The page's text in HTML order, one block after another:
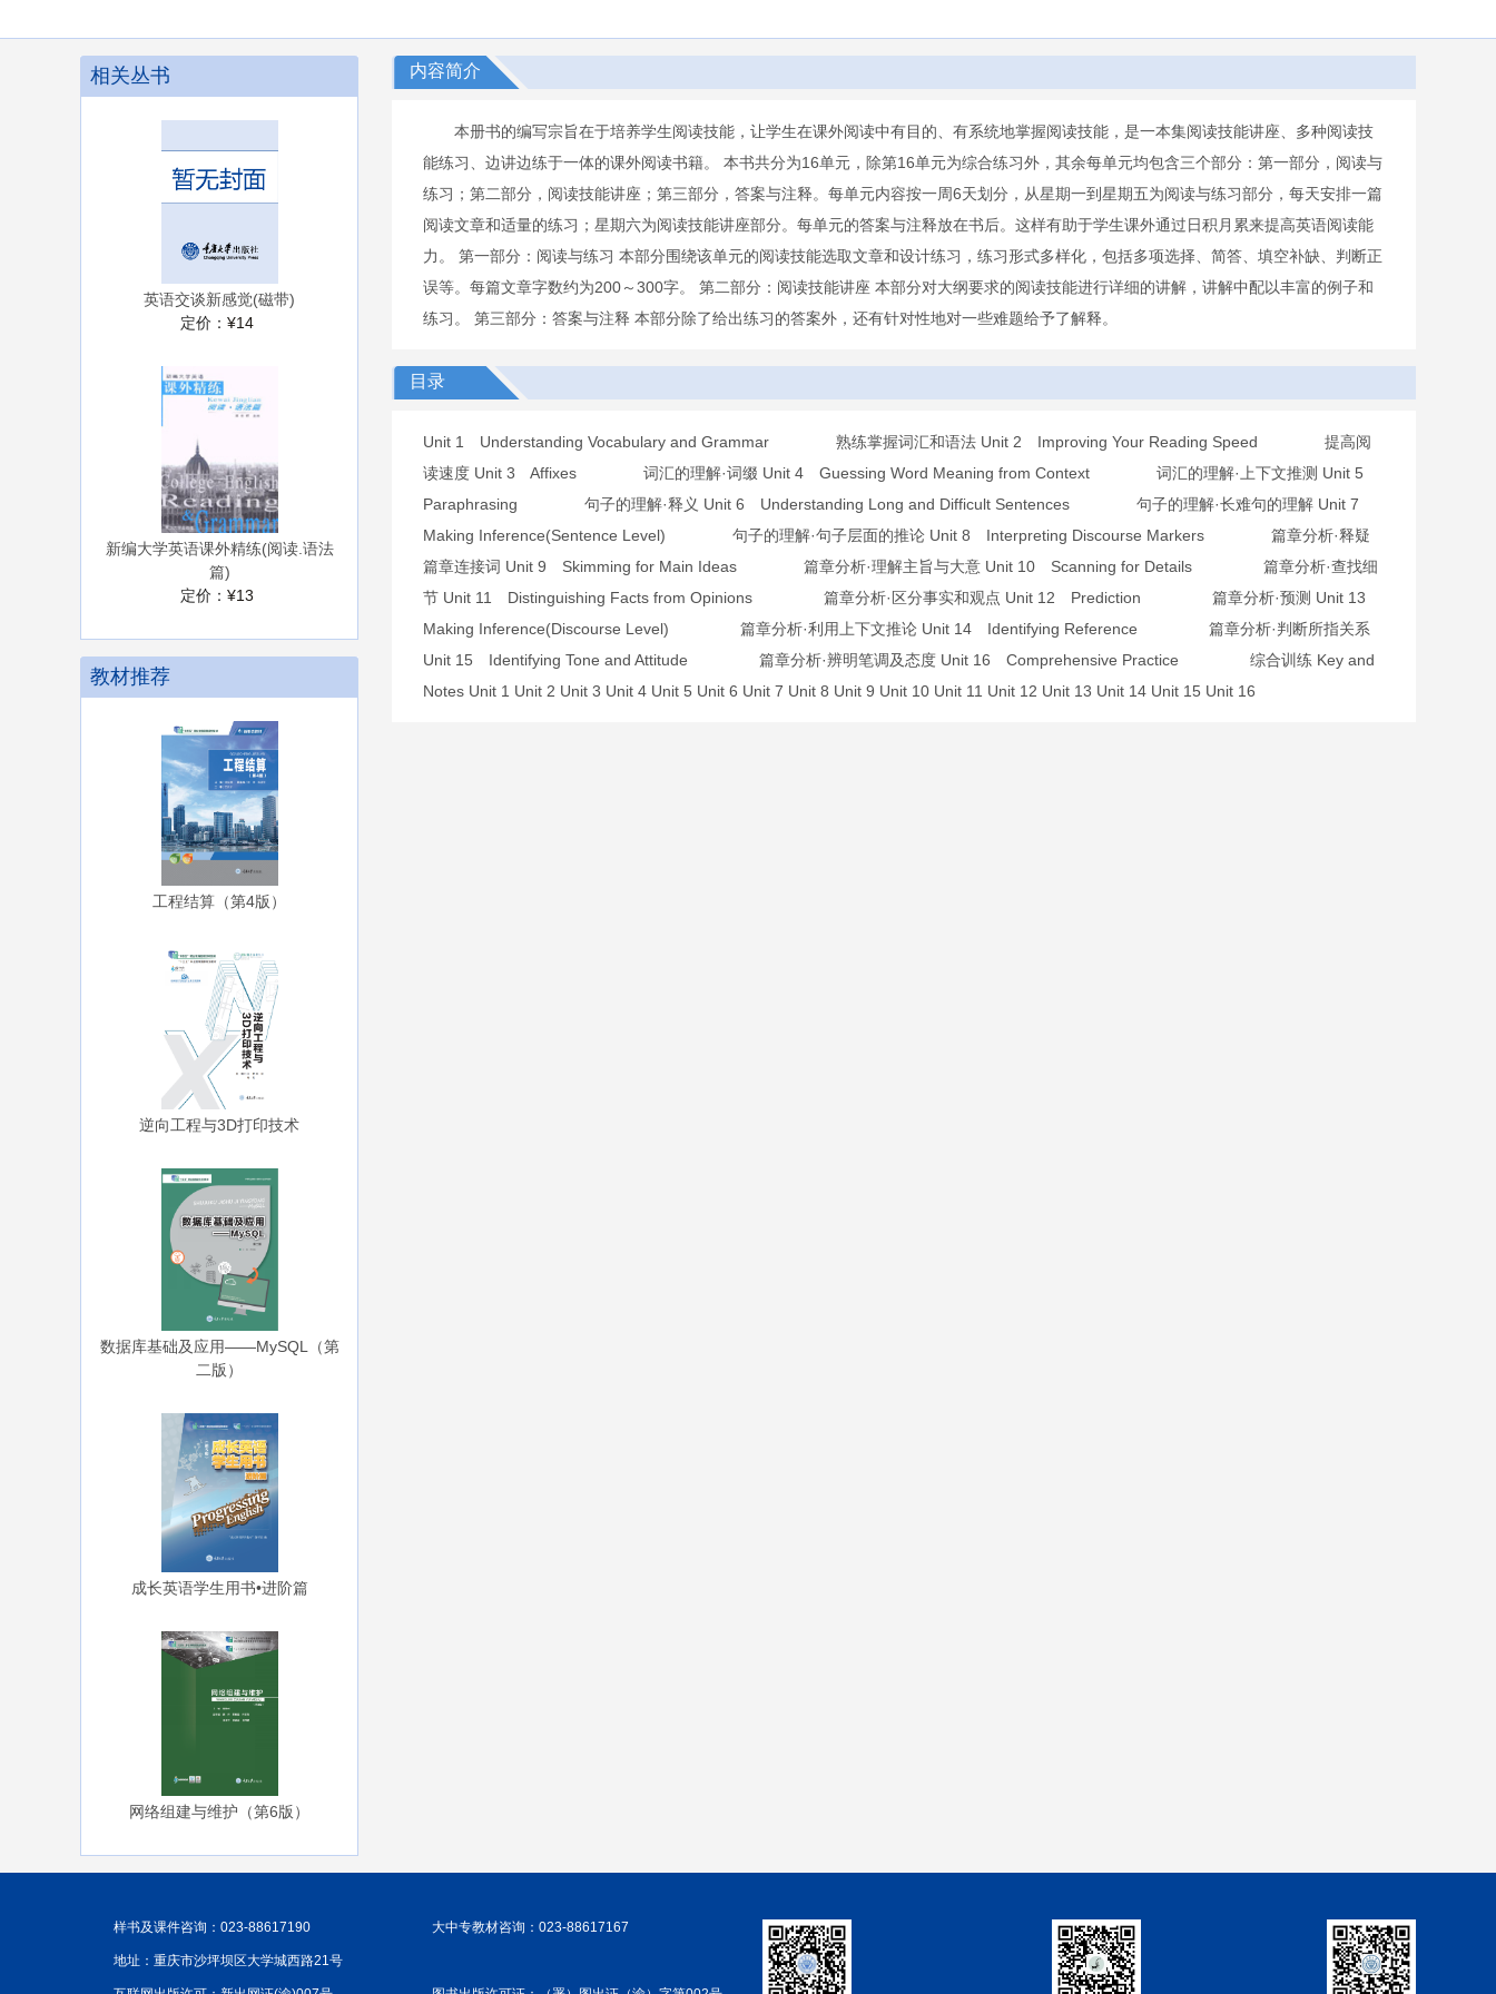
相关丛书
英语交谈新感觉(磁带)
定价： ¥14
新编大学英语课外精练(阅读.语法
篇)
定价： ¥13
教材推荐
工程结算（第4版）
逆向工程与3D打印技术
数据库基础及应用——MySQL（第
二版）
成长英语学生用书•进阶篇
网络组建与维护（第6版）
内容简介
本册书的编写宗旨在于培养学生阅读技能，让学生在课外阅读中有目的、有系统地掌握阅读技能，是一本集阅读技能讲座、多种阅读技
能练习、边讲边练于一体的课外阅读书籍。 本书共分为16单元，除第16单元为综合练习外，其余每单元均包含三个部分：第一部分，阅读与
练习；第二部分，阅读技能讲座；第三部分，答案与注释。每单元内容按一周6天划分，从星期一到星期五为阅读与练习部分，每天安排一篇
阅读文章和适量的练习；星期六为阅读技能讲座部分。每单元的答案与注释放在书后。这样有助于学生课外通过日积月累来提高英语阅读能
力。 第一部分：阅读与练习 本部分围绕该单元的阅读技能选取文章和设计练习，练习形式多样化，包括多项选择、简答、填空补缺、判断正
误等。每篇文章字数约为200～300字。 第二部分：阅读技能讲座 本部分对大纲要求的阅读技能进行详细的讲解，讲解中配以丰富的例子和
练习。 第三部分：答案与注释 本部分除了给出练习的答案外，还有针对性地对一些难题给予了解释。
目录
Unit 1 Understanding Vocabulary and Grammar 熟练掌握词汇和语法 Unit 2 Improving Your Reading Speed 提高阅
读速度 Unit 3 Affixes 词汇的理解·词缀 Unit 4 Guessing Word Meaning from Context 词汇的理解·上下文推测 Unit 5
Paraphrasing 句子的理解·释义 Unit 6 Understanding Long and Difficult Sentences 句子的理解·长难句的理解 Unit 7
Making Inference(Sentence Level) 句子的理解·句子层面的推论 Unit 8 Interpreting Discourse Markers 篇章分析·释疑
篇章连接词 Unit 9 Skimming for Main Ideas 篇章分析·理解主旨与大意 Unit 10 Scanning for Details 篇章分析·查找细
节 Unit 11 Distinguishing Facts from Opinions 篇章分析·区分事实和观点 Unit 12 Prediction 篇章分析·预测 Unit 13
Making Inference(Discourse Level) 篇章分析·利用上下文推论 Unit 14 Identifying Reference 篇章分析·判断所指关系
Unit 15 Identifying Tone and Attitude 篇章分析·辨明笔调及态度 Unit 16 Comprehensive Practice 综合训练 Key and
Notes Unit 1 Unit 2 Unit 3 Unit 4 Unit 5 Unit 6 Unit 7 Unit 8 Unit 9 Unit 10 Unit 11 Unit 12 Unit 13 Unit 14 Unit 15 Unit 16
样书及课件咨询：023-88617190 大中专教材咨询：023-88617167
地址：重庆市沙坪坝区大学城西路21号